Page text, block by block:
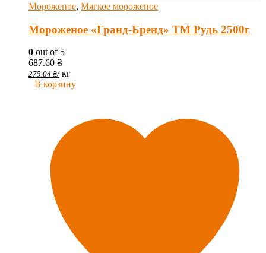
Мороженое, Мягкое мороженое
Мороженое «Гранд-Бренд» ТМ Рудь 2500г
0 out of 5
687.60 ₴
275.04 ₴/ кг
В корзину